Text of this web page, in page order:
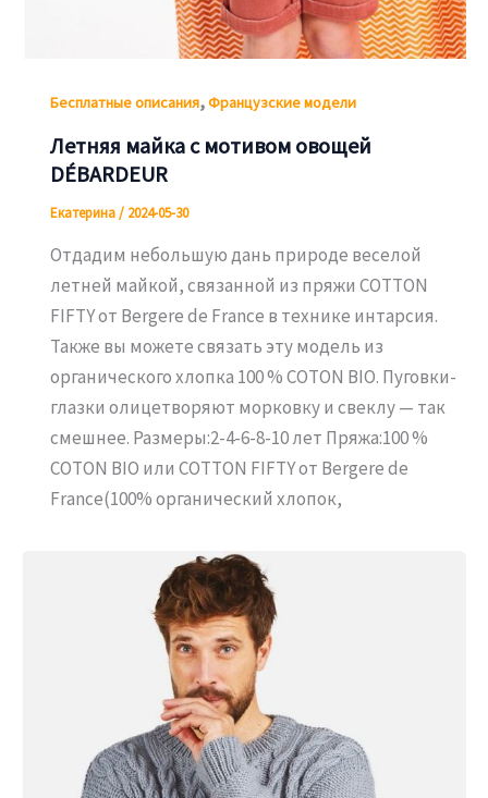
Бесплатные описания,Французские модели
Летняя майка с мотивом овощей
DÉBARDEUR
Екатерина/ 2024-05-30
Отдадим небольшую дань природе веселой
летней майкой, связанной из пряжи COTTON
FIFTY от Bergere de France в технике интарсия.
Также вы можете связать эту модель из
органического хлопка 100 % COTON BIO. Пуговки-
глазки олицетворяют морковку и свеклу — так
смешнее. Размеры:2-4-6-8-10 лет Пряжа:100 %
COTON BIO или COTTON FIFTY от Bergere de
France(100% органический хлопок,